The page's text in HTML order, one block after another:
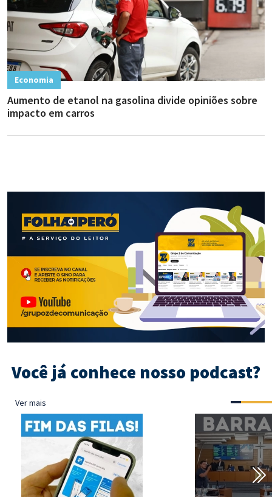
Economia
Aumento de etanol na gasolina divide opiniões sobre
impacto em carros
Você já conhece nosso podcast?
Ver mais